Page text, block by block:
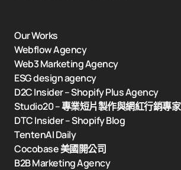
Our Works
Webflow Agency
Web3 Marketing Agency
ESG design agency
D2C Insider – Shopify Plus Agency
Studio20 – 專業短片製作與網紅行銷專家
DTC Insider – Shopify Blog
TentenAI Daily
Cocobase 美國開公司
B2B Marketing Agency